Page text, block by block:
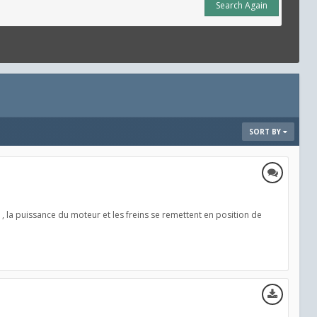
Search Again
SORT BY
puissance du moteur et les freins se remettent en position de